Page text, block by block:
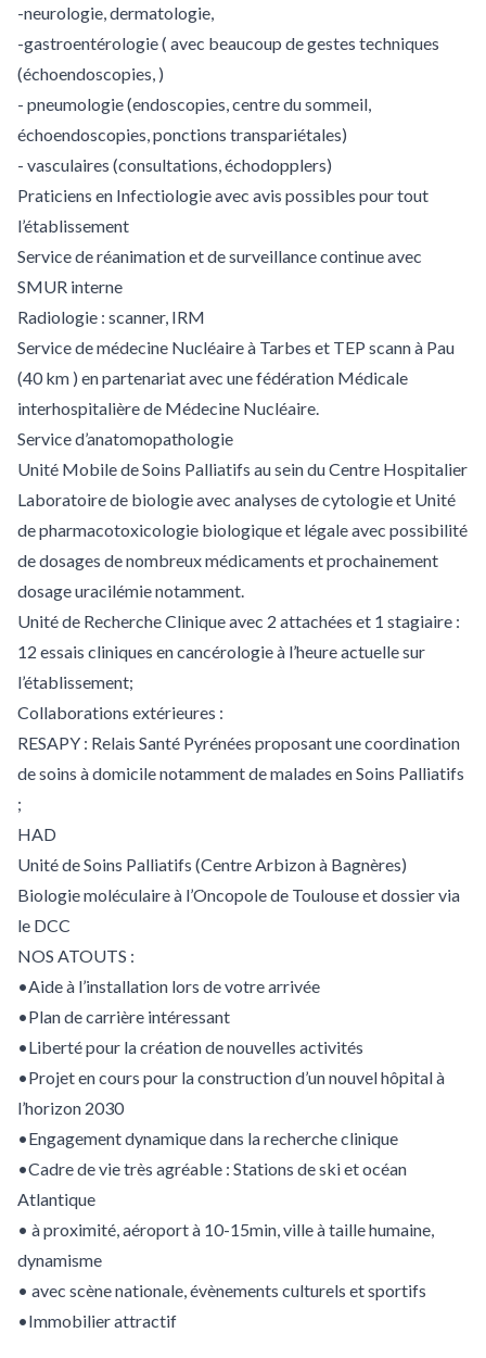
-neurologie, dermatologie,
-gastroentérologie ( avec beaucoup de gestes techniques
(échoendoscopies, )
- pneumologie (endoscopies, centre du sommeil,
échoendoscopies, ponctions transpariétales)
- vasculaires (consultations, échodopplers)
Praticiens en Infectiologie avec avis possibles pour tout
l’établissement
Service de réanimation et de surveillance continue avec
SMUR interne
Radiologie : scanner, IRM
Service de médecine Nucléaire à Tarbes et TEP scann à Pau
(40 km ) en partenariat avec une fédération Médicale
interhospitalière de Médecine Nucléaire.
Service d’anatomopathologie
Unité Mobile de Soins Palliatifs au sein du Centre Hospitalier
Laboratoire de biologie avec analyses de cytologie et Unité
de pharmacotoxicologie biologique et légale avec possibilité
de dosages de nombreux médicaments et prochainement
dosage uracilémie notamment.
Unité de Recherche Clinique avec 2 attachées et 1 stagiaire :
12 essais cliniques en cancérologie à l’heure actuelle sur
l’établissement;
Collaborations extérieures :
RESAPY : Relais Santé Pyrénées proposant une coordination
de soins à domicile notamment de malades en Soins Palliatifs
;
HAD
Unité de Soins Palliatifs (Centre Arbizon à Bagnères)
Biologie moléculaire à l’Oncopole de Toulouse et dossier via
le DCC
NOS ATOUTS :
•Aide à l’installation lors de votre arrivée
•Plan de carrière intéressant
•Liberté pour la création de nouvelles activités
•Projet en cours pour la construction d’un nouvel hôpital à
l’horizon 2030
•Engagement dynamique dans la recherche clinique
•Cadre de vie très agréable : Stations de ski et océan
Atlantique
• à proximité, aéroport à 10-15min, ville à taille humaine,
dynamisme
• avec scène nationale, évènements culturels et sportifs
•Immobilier attractif